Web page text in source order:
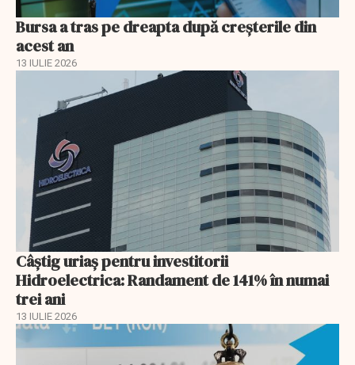
Bursa a tras pe dreapta după creșterile din
acest an
13 IULIE 2026
Câștig uriaș pentru investitorii
Hidroelectrica: Randament de 141% în numai
trei ani
13 IULIE 2026